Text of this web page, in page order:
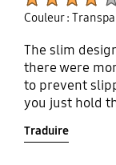
Couleur :
The slim
there were
to prevent
you just hold
Traduire